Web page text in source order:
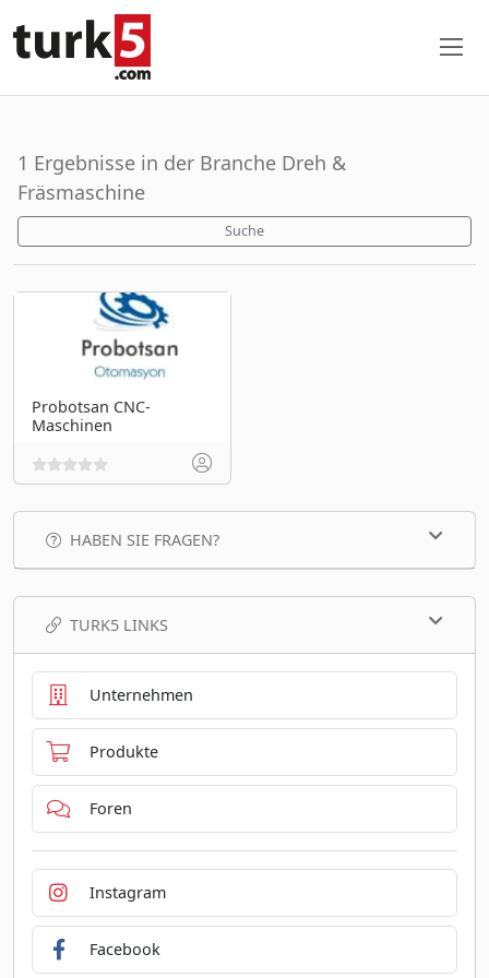
1 Ergebnisse in der Branche Dreh &
Fräsmaschine
Suche
Probotsan CNC-
Maschinen
HABEN SIE FRAGEN?
TURK5 LINKS
Unternehmen
Produkte
Foren
Instagram
Facebook